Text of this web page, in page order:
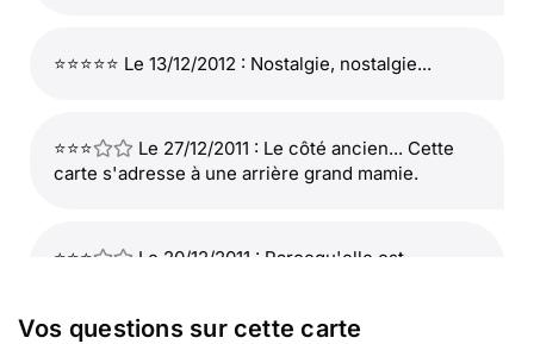
⭐⭐⭐⭐⭐ Le 13/12/2012 : Nostalgie, nostalgie...
⭐⭐⭐
Le 27/12/2011 : Le côté ancien... Cette
carte s'adresse à une arrière grand mamie.
⭐⭐⭐
Le 20/12/2011 : Parcequ'elle est
Vos questions sur cette carte